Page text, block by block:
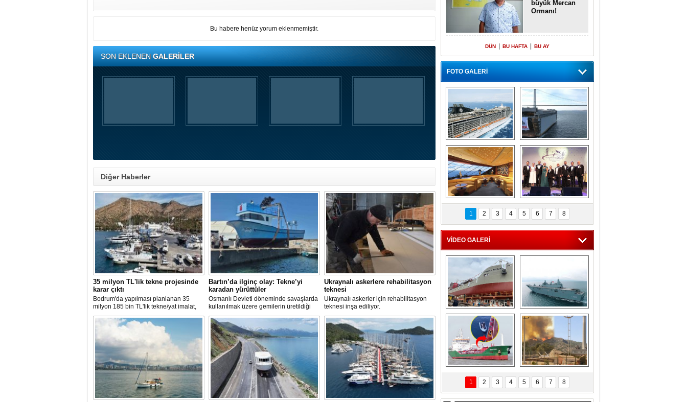
Bu habere henüz yorum eklenmemiştir.
SON EKLENENGALERİLER
Diğer Haberler
35 milyon TL'lik tekne projesinde
karar çıktı
Bodrum'da yapılması planlanan 35
milyon 185 bin TL'lik tekne/yat imalat,
bakım-onarım ve çekek yeri projesinde
ÇED süreci sonlandırıldı. Bakanlık,
başvuru dosyasının yasal süre
içerisinde yeniden sunulmaması
üzerine süreci kapattı.
Bartın’da ilginç olay: Tekne’yi
karadan yürüttüler
Osmanlı Devleti döneminde savaşlarda
kullanılmak üzere gemilerin üretildiği
Bartın’ın Kurucaşile ilçesinde üretilen 11
metrelik tekne adeta karadan yürütüldü.
Dağları, tepeleri aşan balıkçı teknesi,
evlerin de bulunduğu dar ve virajlı
sokaklarda süren 3 saatlik yolculun
ardından denize kavuştu.
Ukraynalı askerlere rehabilitasyon
teknesi
Ukraynalı askerler için rehabilitasyon
teknesi inşa ediliyor.
büyük Mercan
Ormanı!
DÜN BU HAFTA BU AY
FOTO GALERİ
“Gemi içinde gemi”
konsepti ile MSC
Splendida
Dünyada tek!
Denizaltı yüzer
havuzu intikal
seyrine başladı
MSC'den 55 milyon
euroluk turizm geliri
müjdesi
5. Bosphorus Ship
Brokers Dinner,
İstanbul’da yapıldı
1 2 3 4 5 6 7 8
VİDEO GALERİ
Çeksan Tersanesi,
Başaran Bayrak
tankerini suya
indirdi
TCG Anadolu,
tersane teknik
seyrini tamamladı
Göçmenlerin
imdadına Türk
sahipli MINA DENIZ
yetişti
Milas’taki yangın
yeniden termik
santrallere doğru
ilerliyor
1 2 3 4 5 6 7 8